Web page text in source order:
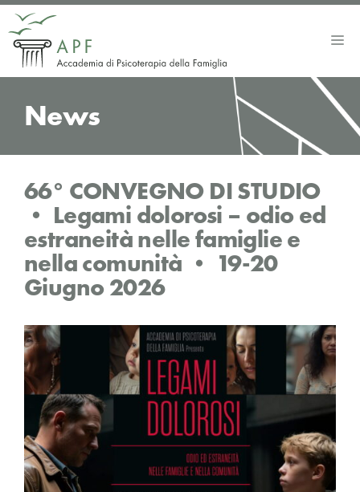
Vai
al
contenuto
News
66° CONVEGNO DI STUDIO
• Legami dolorosi – odio ed
estraneità nelle famiglie e
nella comunità • 19-20
Giugno 2026